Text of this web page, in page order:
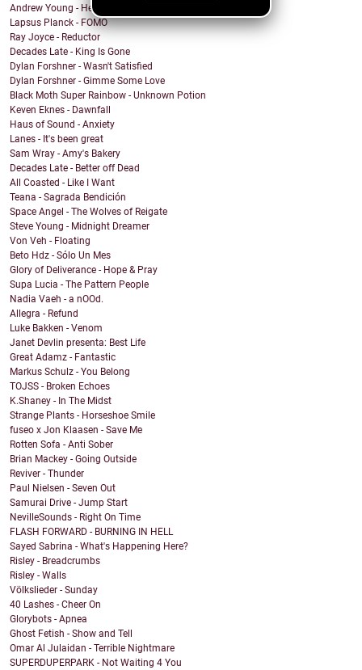
Andrew Young - Heaven
Lapsus Planck - FOMO
Ray Joyce - Reductor
Decades Late - King Is Gone
Dylan Forshner - Wasn't Satisfied
Dylan Forshner - Gimme Some Love
Black Moth Super Rainbow - Unknown Potion
Keven Eknes - Dawnfall
Haus of Sound - Anxiety
Lanes - It's been great
Sam Wray - Amy's Bakery
Decades Late - Better off Dead
All Coasted - Like I Want
Teana - Sagrada Bendición
Space Angel - The Wolves of Reigate
Steve Young - Midnight Dreamer
Von Veh - Floating
Beto Hdz - Sólo Un Mes
Glory of Deliverance - Hope & Pray
Supa Lucia - The Pattern People
Nadia Vaeh - a nOOd.
Allegra - Refund
Luke Bakken - Venom
Janet Devlin presenta: Best Life
Great Adamz - Fantastic
Markus Schulz - You Belong
TOJSS - Broken Echoes
K.Shaney - In The Midst
Strange Plants - Horseshoe Smile
fuseo x Jon Klaasen - Save Me
Rotten Sofa - Anti Sober
Brian Mackey - Going Outside
Reviver - Thunder
Paul Nielsen - Seven Out
Samurai Drive - Jump Start
NevilleSounds - Right On Time
FLASH FORWARD - BURNING IN HELL
Sayed Sabrina - What's Happening Here?
Risley - Breadcrumbs
Risley - Walls
Völkslieder - Sunday
40 Lashes - Cheer On
Glorybots - Apnea
Ghost Fetish - Show and Tell
Omar Al Julaidan - Terrible Nightmare
SUPERDUPERPARK - Not Waiting 4 You